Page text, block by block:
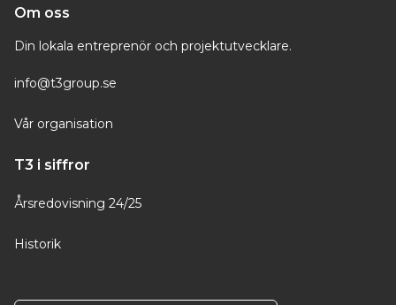
Om oss
Din lokala entreprenör och projektutvecklare.
info@t3group.se
Vår organisation
T3 i siffror
Årsredovisning 24/25
Historik